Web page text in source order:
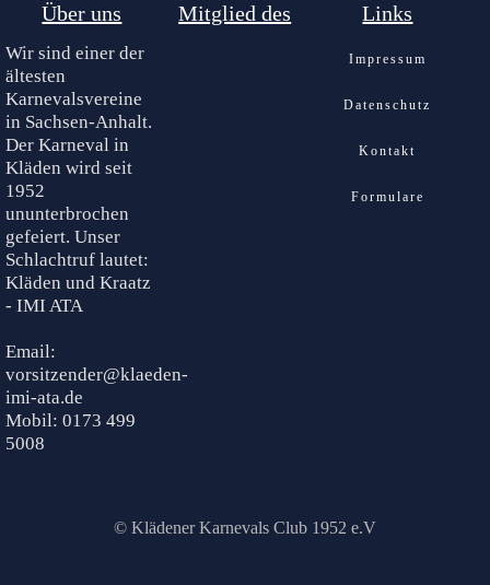
Über uns
Wir sind einer der
ältesten
Karnevalsvereine
in Sachsen-Anhalt.
Der Karneval in
Kläden wird seit
1952
ununterbrochen
gefeiert. Unser
Schlachtruf lautet:
Kläden und Kraatz
- IMI ATA
Email:
vorsitzender@klaeden-
imi-ata.de
Mobil: 0173 499
5008
Mitglied des Links
Impressum
Datenschutz
Kontakt
Formulare
© Klädener Karnevals Club 1952 e.V